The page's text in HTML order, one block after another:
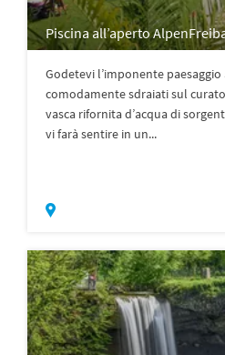
Piscina all’aperto
Godetevi l’imponente
comodamente sdraiati sul
vasca rifornita d’acqua di
vi farà sentire in un...